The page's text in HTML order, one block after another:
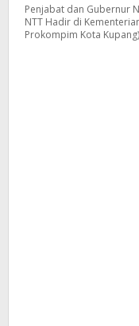
Penjabat dan Gubernur
NTT Hadir di
Prokompim Kota Kupang)